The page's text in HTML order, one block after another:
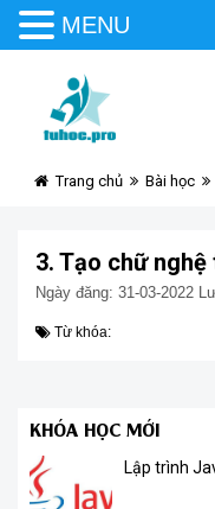
Trang chủ Bài học
3. Tạo chữ nghệ
Ngày đăng: 31-03-2022
Từ khóa:
KHÓA HỌC MỚI
Lập trình
MENU